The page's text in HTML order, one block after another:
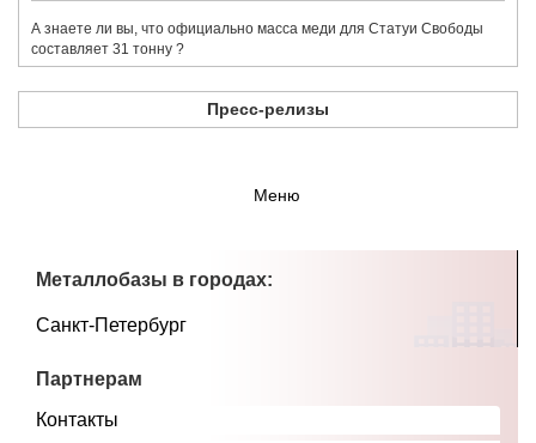
​А знаете ли вы, что официально масса меди для Статуи Свободы
составляет 31 тонну ?
Пресс-релизы
Меню
Металлобазы в городах:
Санкт-Петербург
Партнерам
Контакты